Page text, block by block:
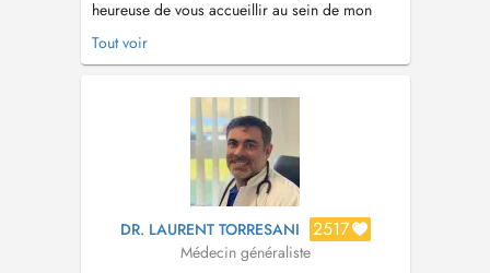
heureuse de vous accueillir au sein de mon
cabinet de médecine générale, situé à Remich.
Consultations de médecine générale adultes et
rendez- vous Pour toutes consultations urgentes
, veuillez contacte...
Tout voir
DR. LAURENT TORRESANI 2517
Médecin généraliste